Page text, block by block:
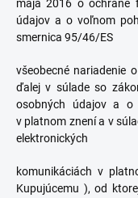
mája 2016 o ochrane
údajov a o voľnom
smernica 95/46/ES
všeobecné nariadenie
ďalej v súlade so
osobných údajov a o
v platnom znení a v
elektronických
komunikáciách v
Kupujúcemu ), od